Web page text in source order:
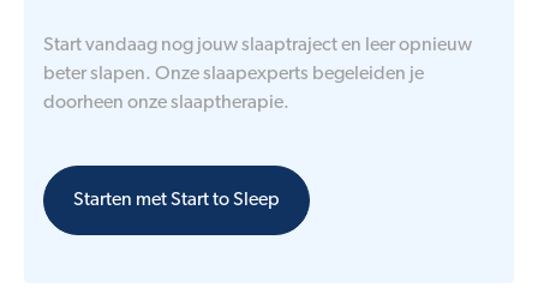
Start vandaag nog jouw slaaptraject en leer opnieuw
beter slapen. Onze slaapexperts begeleiden je
doorheen onze slaaptherapie.
Starten met Start to Sleep